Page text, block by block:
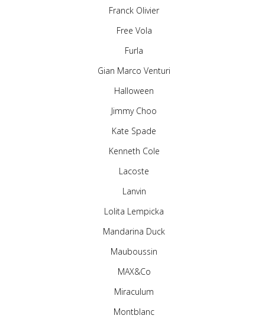
Franck Olivier
Free Vola
Furla
Gian Marco Venturi
Halloween
Jimmy Choo
Kate Spade
Kenneth Cole
Lacoste
Lanvin
Lolita Lempicka
Mandarina Duck
Mauboussin
MAX&Co
Miraculum
Montblanc